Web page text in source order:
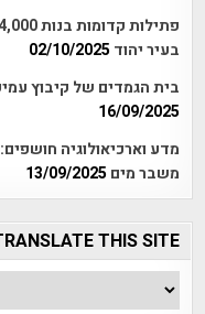
בעיר יהוד 02/10/2025
בית הגמדים של קיבוץ
16/09/2025
מדע וארכיאולוגיה
משבר מים 13/09/2025
THIS SITE!